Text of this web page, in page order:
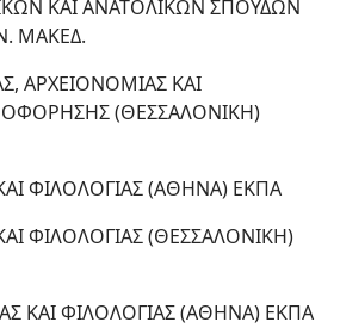
ΚΑΙ ΑΝΑΤΟΛΙΚΩΝ ΣΠΟΥΔΩΝ
ΜΑΚΕΔ.
ΑΡΧΕΙΟΝΟΜΙΑΣ ΚΑΙ
(ΘΕΣΣΑΛΟΝΙΚΗ)
ΦΙΛΟΛΟΓΙΑΣ (ΑΘΗΝΑ) ΕΚΠΑ
ΦΙΛΟΛΟΓΙΑΣ (ΘΕΣΣΑΛΟΝΙΚΗ)
ΚΑΙ ΦΙΛΟΛΟΓΙΑΣ (ΑΘΗΝΑ) ΕΚΠΑ